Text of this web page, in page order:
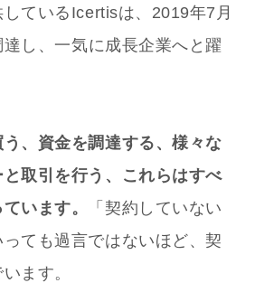
ている Icertisは、2019年7月
し、一気に成長企業へと躍
、資金を調達する、様々な
取引を行う、これらはすべ
います。
「契約していない
ても過言ではないほど、契
ます。